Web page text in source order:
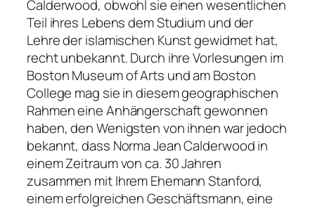
Calderwood, obwohl sie einen wesentlichen
Teil ihres Lebens dem Studium und der
Lehre der islamischen Kunst gewidmet hat,
recht unbekannt. Durch ihre Vorlesungen im
Boston Museum of Arts und am Boston
College mag sie in diesem geographischen
Rahmen eine Anhängerschaft gewonnen
haben, den Wenigsten von ihnen war jedoch
bekannt, dass Norma Jean Calderwood in
einem Zeitraum von ca. 30 Jahren
zusammen mit Ihrem Ehemann Stanford,
einem erfolgreichen Geschäftsmann, eine